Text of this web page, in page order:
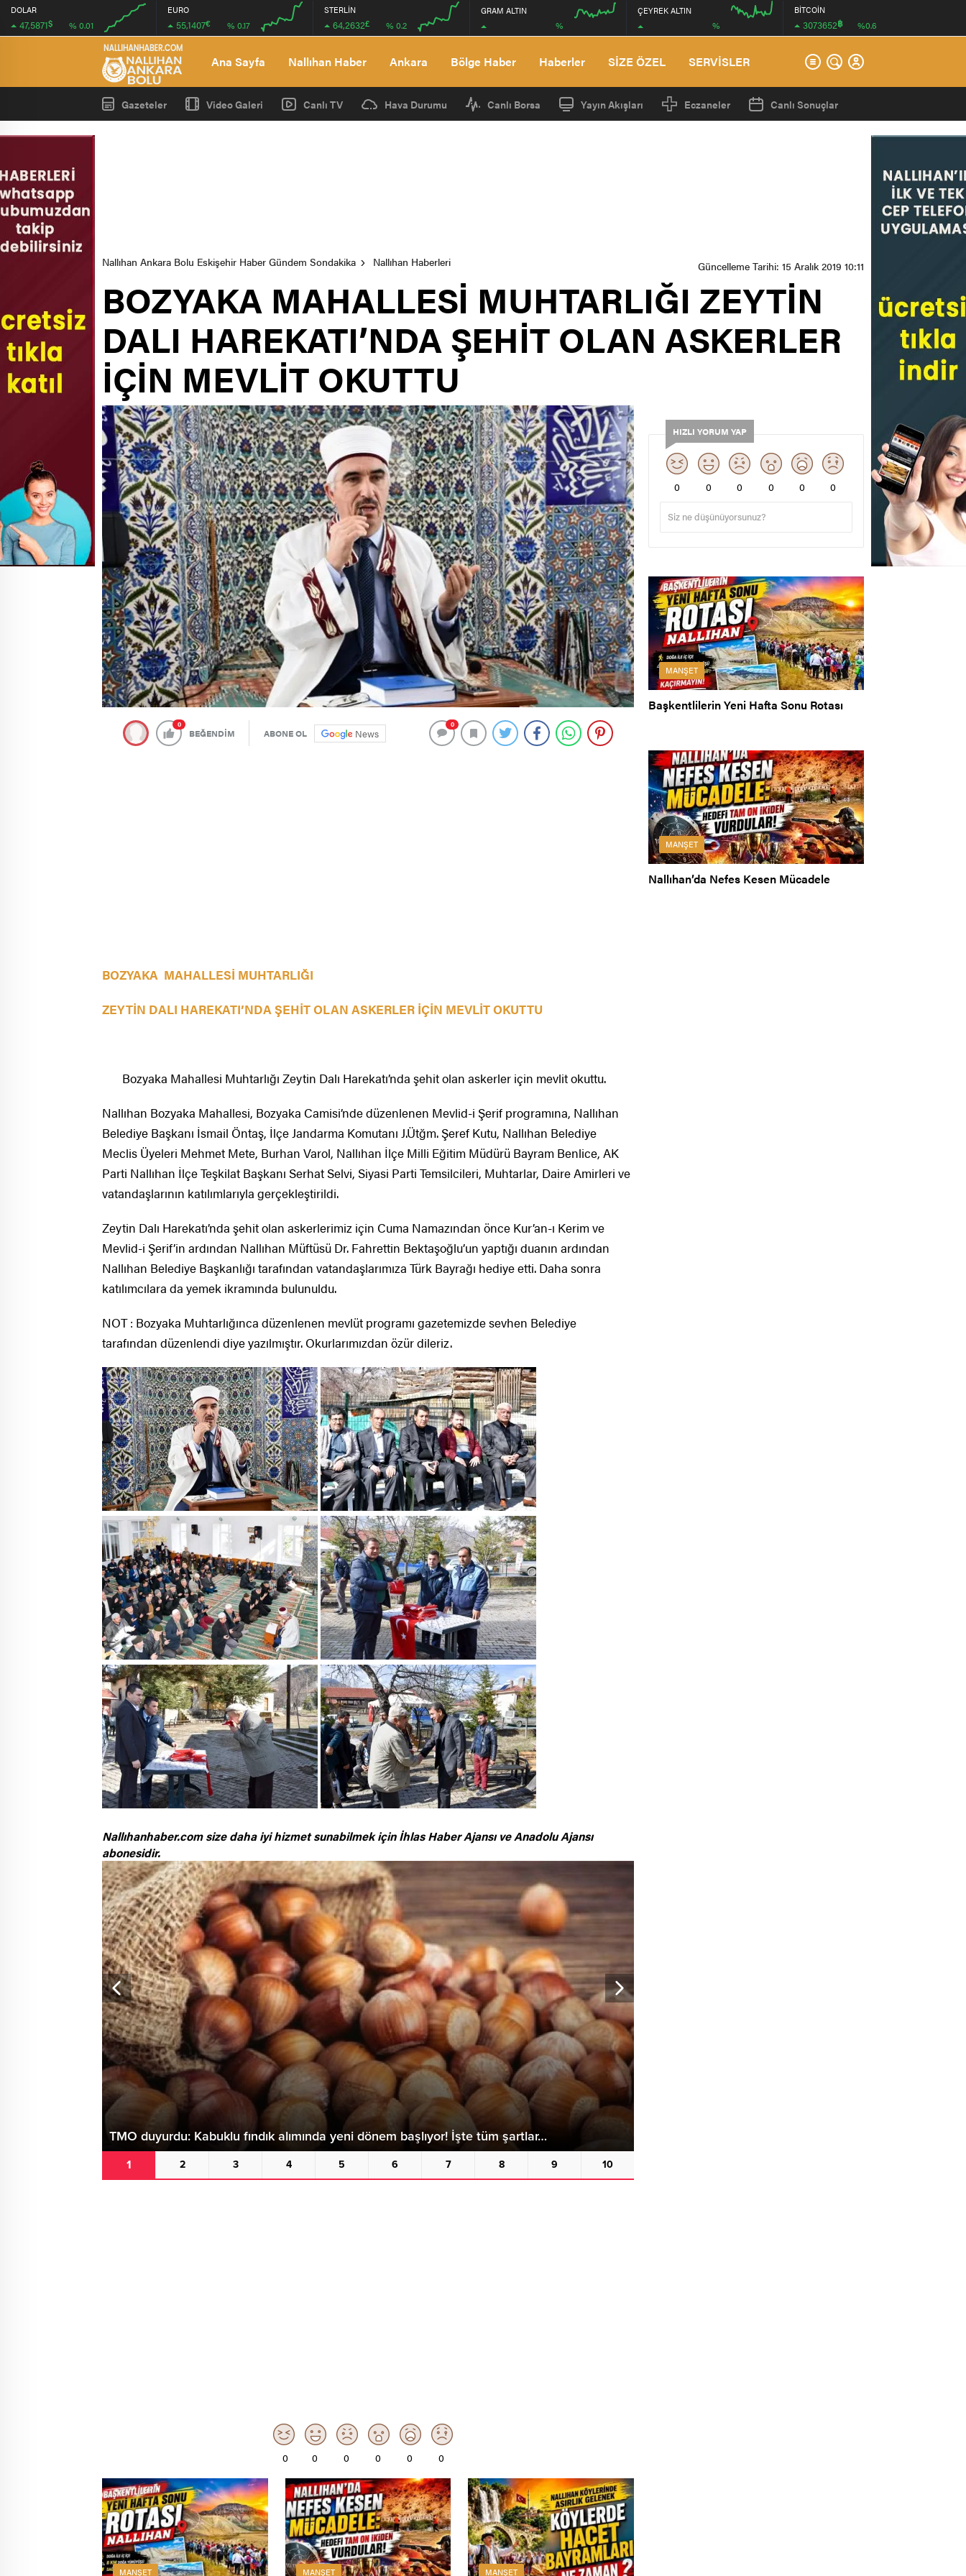
DOLAR
47,5871$ % 0.01
00:00 00:00
EURO
55,1407€ % 0.17
STERLİN
64,2632£ % 0.2
GRAM ALTIN
%
ÇEYREK ALTIN
%
BİTCOİN
3073652฿ %0.6
Ana Sayfa Nallıhan Haber Ankara Bölge Haber Haberler SİZE ÖZEL SERVİSLER
Gazeteler Video Galeri Canlı TV Hava Durumu Canlı Borsa Yayın Akışları Eczaneler Canlı Sonuçlar
Nallıhan Ankara Bolu Eskişehir Haber Gündem Sondakika Nallıhan Haberleri Güncelleme Tarihi: 15 Aralık 2019 10:11
BOZYAKA MAHALLESİ MUHTARLIĞI ZEYTİN
DALI HAREKATI’NDA ŞEHİT OLAN ASKERLER
İÇİN MEVLİT OKUTTU
0
BEĞENDİM ABONE OL News
0
BOZYAKA MAHALLESİ MUHTARLIĞI
ZEYTİN DALI HAREKATI’NDA ŞEHİT OLAN ASKERLER İÇİN MEVLİT OKUTTU
Bozyaka Mahallesi Muhtarlığı Zeytin Dalı Harekatı’nda şehit olan askerler için mevlit okuttu.
Nallıhan Bozyaka Mahallesi, Bozyaka Camisi’nde düzenlenen Mevlid-i Şerif programına, Nallıhan
Belediye Başkanı İsmail Öntaş, İlçe Jandarma Komutanı J.Ütğm. Şeref Kutu, Nallıhan Belediye
Meclis Üyeleri Mehmet Mete, Burhan Varol, Nallıhan İlçe Milli Eğitim Müdürü Bayram Benlice, AK
Parti Nallıhan İlçe Teşkilat Başkanı Serhat Selvi, Siyasi Parti Temsilcileri, Muhtarlar, Daire Amirleri ve
vatandaşlarının katılımlarıyla gerçekleştirildi.
Zeytin Dalı Harekatı’nda şehit olan askerlerimiz için Cuma Namazından önce Kur’an-ı Kerim ve
Mevlid-i Şerif’in ardından Nallıhan Müftüsü Dr. Fahrettin Bektaşoğlu’un yaptığı duanın ardından
Nallıhan Belediye Başkanlığı tarafından vatandaşlarımıza Türk Bayrağı hediye etti. Daha sonra
katılımcılara da yemek ikramında bulunuldu.
NOT : Bozyaka Muhtarlığınca düzenlenen mevlüt programı gazetemizde sevhen Belediye
tarafından düzenlendi diye yazılmıştır. Okurlarımızdan özür dileriz.
Nallıhanhaber.com size daha iyi hizmet sunabilmek için İhlas Haber Ajansı ve Anadolu Ajansı
abonesidir.
0 0 0 0 0 0
MANŞET MANŞET MANŞET
HIZLI YORUM YAP
0 0 0 0 0 0
MANŞET
Başkentlilerin Yeni Hafta Sonu Rotası
MANŞET
Nallıhan’da Nefes Kesen Mücadele